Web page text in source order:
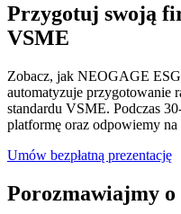
Przygotuj swoją
VSME
Zobacz, jak NEOGAGE
automatyzuje przygotowanie
standardu VSME. Podczas
platformę oraz odpowiemy
Umów bezpłatną prezentację
Porozmawiajmy o